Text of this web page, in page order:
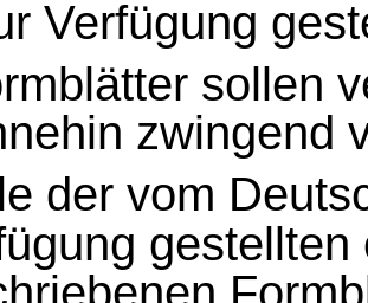
Verfügung
sollen
zwingend
der vom